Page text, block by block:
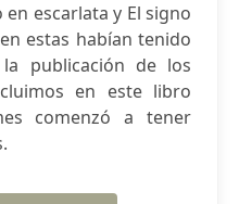
escarlata y El signo
estas habían tenido
publicación de los
en este libro
comenzó a tener